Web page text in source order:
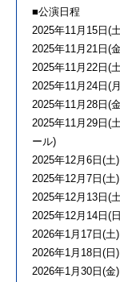
■公演⽇程
2025年11⽉15⽇(
2025年11⽉21⽇(
2025年11⽉22⽇(
2025年11⽉24⽇(
2025年11⽉28⽇(
2025年11⽉29⽇(
ール)
2025年12⽉6⽇(
2025年12⽉7⽇(
2025年12⽉13⽇(
2025年12⽉14⽇(
2026年1⽉17⽇(
2026年1⽉18⽇(
2026年1⽉30⽇(